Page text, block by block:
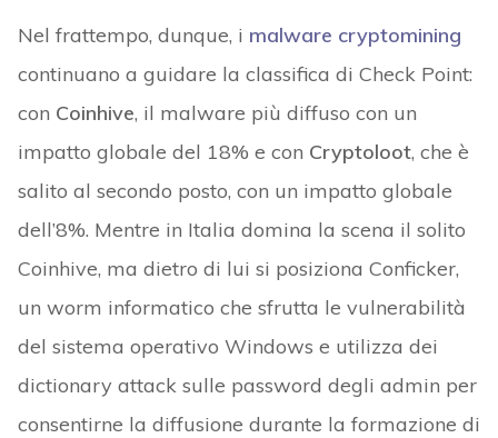
Nel frattempo, dunque, i malware cryptomining
continuano a guidare la classifica di Check Point:
con Coinhive, il malware più diffuso con un
impatto globale del 18% e con Cryptoloot, che è
salito al secondo posto, con un impatto globale
dell’8%. Mentre in Italia domina la scena il solito
Coinhive, ma dietro di lui si posiziona Conficker,
un worm informatico che sfrutta le vulnerabilità
del sistema operativo Windows e utilizza dei
dictionary attack sulle password degli admin per
consentirne la diffusione durante la formazione di